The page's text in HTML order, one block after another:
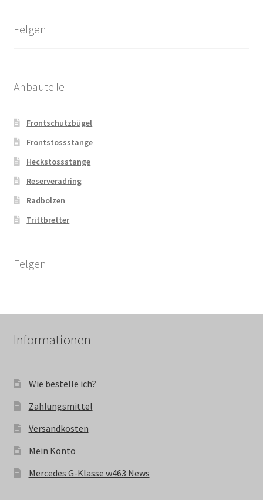
Felgen
Anbauteile
Frontschutzbügel
Frontstossstange
Heckstossstange
Reserveradring
Radbolzen
Trittbretter
Felgen
Informationen
Wie bestelle ich?
Zahlungsmittel
Versandkosten
Mein Konto
Mercedes G-Klasse w463 News